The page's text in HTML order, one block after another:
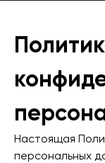
Настоящая
персональных